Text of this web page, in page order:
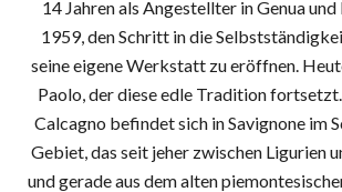
14 Jahren als Angestellter in Genua und
1959, den Schritt in die
seine eigene Werkstatt zu eröffnen.
Paolo, der diese edle Tradition
Calcagno befindet sich in Savignone im
Gebiet, das seit jeher zwischen Ligurien
und gerade aus dem alten